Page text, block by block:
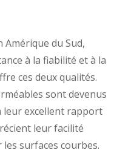
du Sud,
à la fiabilité et à la
ces deux qualités.
sont devenus
leur excellent rapport
leur facilité
surfaces courbes.